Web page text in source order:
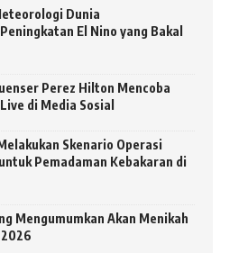
Dunia
El Nino yang Bakal
Perez Hilton Mencoba
di Media Sosial
Skenario Operasi
Pemadaman Kebakaran di
Mengumumkan Akan Menikah